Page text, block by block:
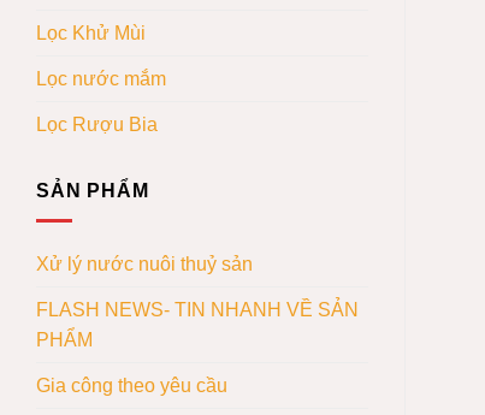
Lọc Khử Mùi
Lọc nước mắm
Lọc Rượu Bia
SẢN PHẨM
Xử lý nước nuôi thuỷ sản
FLASH NEWS- TIN NHANH VỀ SẢN
PHẨM
Gia công theo yêu cầu